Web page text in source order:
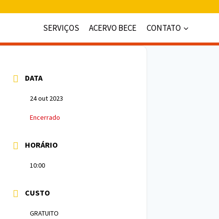
SERVIÇOS ACERVO BECE CONTATO
DATA
24 out 2023
Encerrado
HORÁRIO
10:00
CUSTO
GRATUITO